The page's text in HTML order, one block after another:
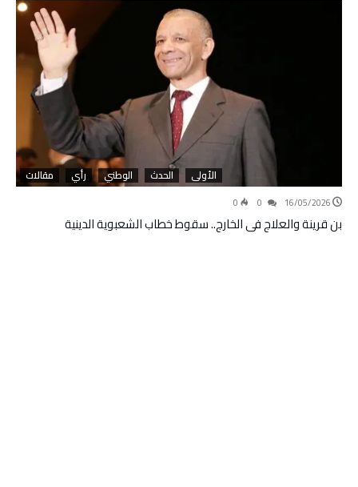
الأولى الحدث الوطني رأي مقالات
16/05/2026
0
بن قرينة والعلاج في الخارج.. سقوط خطاب الشعبوية الدينية